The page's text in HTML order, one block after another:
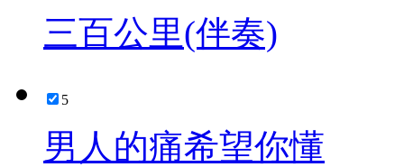
三百公里(伴奏)
5
男人的痛希望你懂